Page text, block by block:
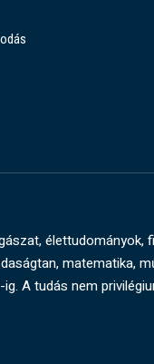
matematika,
A tudás nem